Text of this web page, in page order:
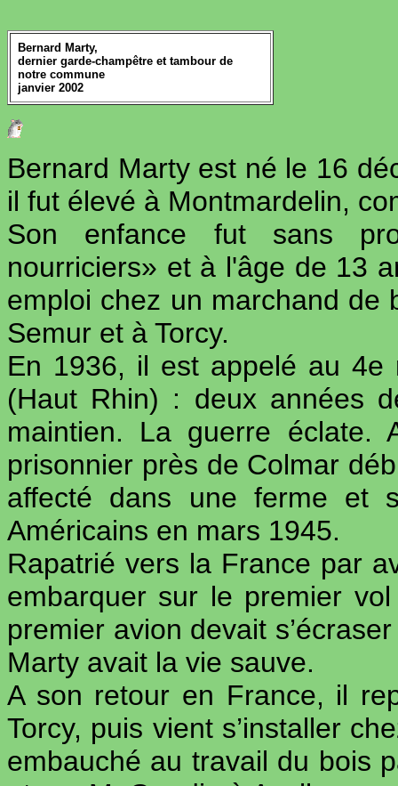
Bernard Marty,
dernier garde-champêtre et tambour de
notre commune
janvier 2002
Bernard Marty est né le 16
il fut élevé à Montmardelin,
Son enfance fut sans
nourriciers» et à l'âge de 13
emploi chez un marchand de
Semur et à Torcy.
En 1936, il est appelé au 4e
(Haut Rhin) : deux années
maintien. La guerre éclate.
prisonnier près de Colmar
affecté dans une ferme et
Américains en mars 1945.
Rapatrié vers la France par
embarquer sur le premier
premier avion devait
Marty avait la vie sauve.
A son retour en France, il
Torcy, puis vient s’installer
embauché au travail du bois